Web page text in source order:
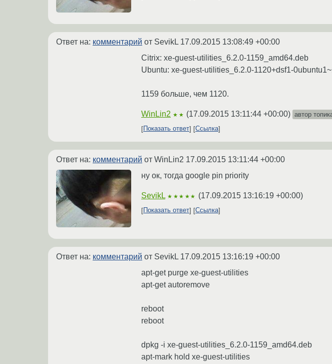
Ответ на: комментарий от SevikL 17.09.2015 13:08:49 +00:00
Citrix: xe-guest-utilities_6.2.0-1159_amd64.deb
Ubuntu: xe-guest-utilities_6.2.0-1120+dsf1-
1159 больше, чем 1120.
WinLin2 ★★ (17.09.2015 13:11:44 +00:00) автор
Показать ответ
Ссылка
Ответ на: комментарий от WinLin2 17.09.2015 13:11:44 +00:00
ну ок, тогда google pin priority
SevikL ★★★★★ (17.09.2015 13:16:19 +00:00)
Показать ответ Ссылка
Ответ на: комментарий от SevikL 17.09.2015 13:16:19 +00:00
apt-get purge xe-guest-utilities
apt-get autoremove
reboot
reboot
dpkg -i xe-guest-utilities_6.2.0-1159_amd64.deb
apt-mark hold xe-guest-utilities